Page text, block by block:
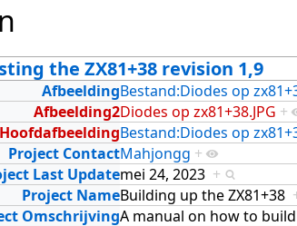
the ZX81+38 revision 1,9
AfbeeldingBestand:Diodes op
Afbeelding2Diodes op zx81+38.JPG +
HoofdafbeeldingBestand:Diodes op
Project ContactMahjongg +
Last Updatemei 24, 2023 +
Project NameBuilding up the ZX81+38
OmschrijvingA manual on how to build